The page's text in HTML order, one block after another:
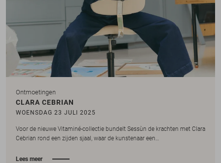
Ontmoetingen
CLARA CEBRIAN
WOENSDAG 23 JULI 2025
Voor de nieuwe Vitaminé-collectie bundelt Sessùn de krachten met Clara
Cebrian rond een zijden sjaal, waar de kunstenaar een…
Lees meer